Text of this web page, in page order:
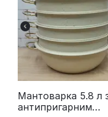
Мантоварка 5.8 л
антипригарним